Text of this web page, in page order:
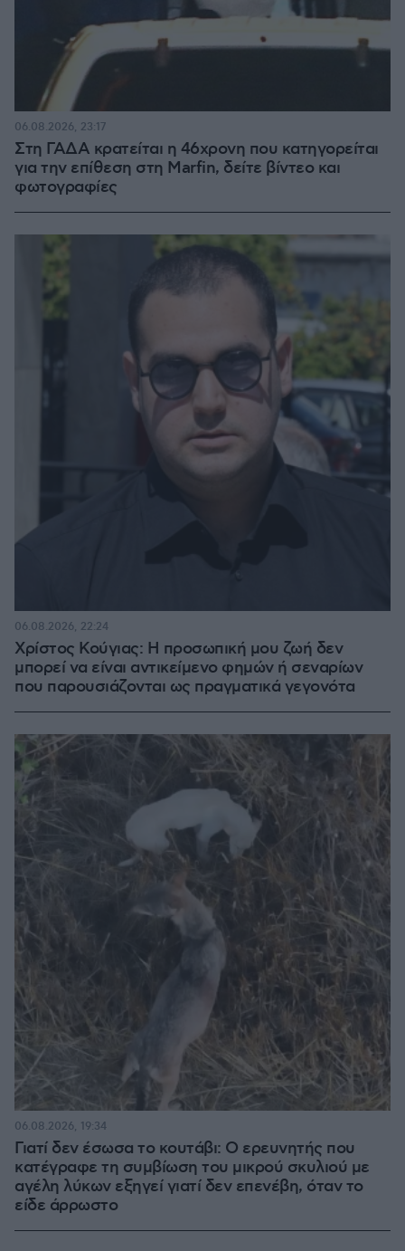
Στη ΓΑΔΑ κρατείται η 46χρονη που κατηγορείται
για την επίθεση στη Marfin, δείτε βίντεο και
φωτογραφίες
06.08.2026, 23:17
Χρίστος Κούγιας: Η προσωπική μου ζωή δεν
μπορεί να είναι αντικείμενο φημών ή σεναρίων
που παρουσιάζονται ως πραγματικά γεγονότα
06.08.2026, 22:24
Γιατί δεν έσωσα το κουτάβι: Ο ερευνητής που
κατέγραφε τη συμβίωση του μικρού σκυλιού με
αγέλη λύκων εξηγεί γιατί δεν επενέβη, όταν το
είδε άρρωστο
06.08.2026, 19:34